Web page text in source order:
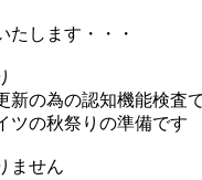
たします・・・
の為の認知機能検査
ツの秋祭りの準備です
ません